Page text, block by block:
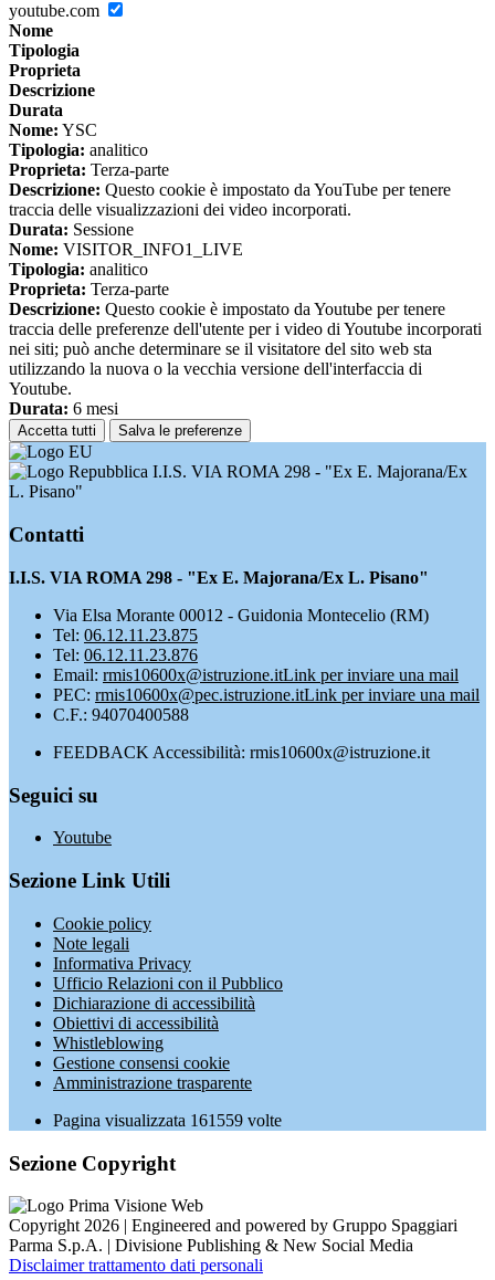
youtube.com
Nome
Tipologia
Proprieta
Descrizione
Durata
Nome: YSC
Tipologia: analitico
Proprieta: Terza-parte
Descrizione: Questo cookie è impostato da YouTube per tenere
traccia delle visualizzazioni dei video incorporati.
Durata: Sessione
Nome: VISITOR_INFO1_LIVE
Tipologia: analitico
Proprieta: Terza-parte
Descrizione: Questo cookie è impostato da Youtube per tenere
traccia delle preferenze dell'utente per i video di Youtube incorporati
nei siti; può anche determinare se il visitatore del sito web sta
utilizzando la nuova o la vecchia versione dell'interfaccia di
Youtube.
Durata: 6 mesi
Accetta tutti Salva le preferenze
I.I.S. VIA ROMA 298 - "Ex E. Majorana/Ex
L. Pisano"
Contatti
I.I.S. VIA ROMA 298 - "Ex E. Majorana/Ex L. Pisano"
Via Elsa Morante 00012 - Guidonia Montecelio (RM)
Tel: 06.12.11.23.875
Tel: 06.12.11.23.876
Email: rmis10600x@istruzione.itLink per inviare una mail
PEC: rmis10600x@pec.istruzione.itLink per inviare una mail
C.F.: 94070400588
FEEDBACK Accessibilità: rmis10600x@istruzione.it
Seguici su
Youtube
Sezione Link Utili
Cookie policy
Note legali
Informativa Privacy
Ufficio Relazioni con il Pubblico
Dichiarazione di accessibilità
Obiettivi di accessibilità
Whistleblowing
Gestione consensi cookie
Amministrazione trasparente
Pagina visualizzata 161559 volte
Sezione Copyright
Copyright 2026 | Engineered and powered by Gruppo Spaggiari
Parma S.p.A. | Divisione Publishing & New Social Media
Disclaimer trattamento dati personali